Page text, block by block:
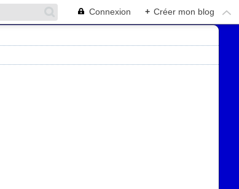
Connexion + Créer mon blog